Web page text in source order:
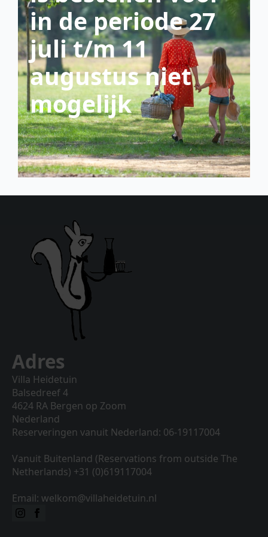
scroll down
Adres
Villa Heidetuin
Balsedreef 4
4624 RA Bergen op Zoom
Nederland
Reserveringen vanuit Nederland: 06-19117004
Vanuit Buitenland (Reservations from outside The
Netherlands) +31 (0)619117004
Email: welkom@villaheidetuin.nl
in de periode 27
juli t/m 11
augustus niet
mogelijk